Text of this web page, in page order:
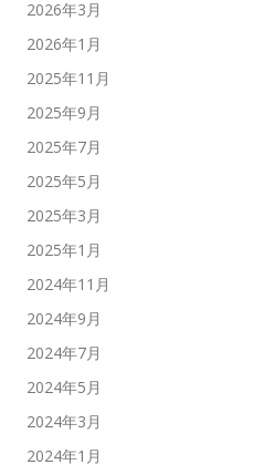
2026年3月
2026年1月
2025年11月
2025年9月
2025年7月
2025年5月
2025年3月
2025年1月
2024年11月
2024年9月
2024年7月
2024年5月
2024年3月
2024年1月